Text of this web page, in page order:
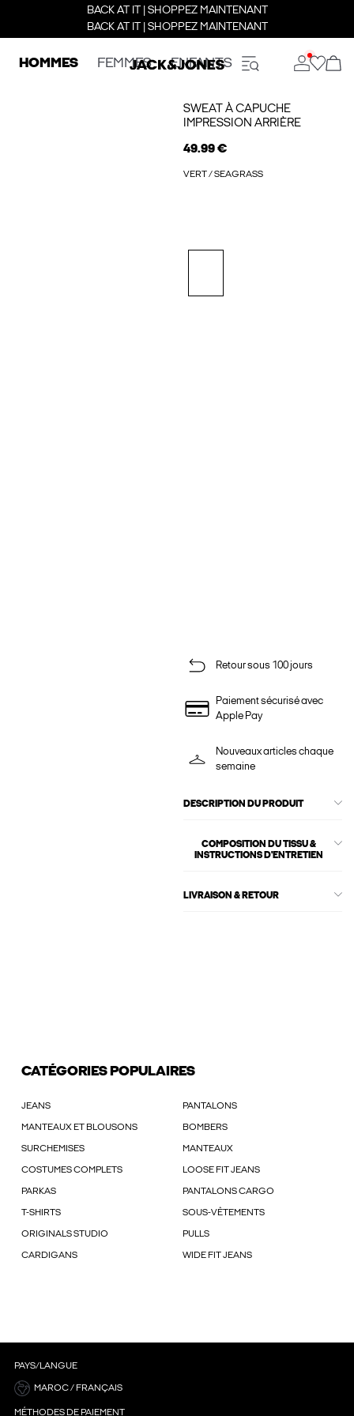
BACK AT IT | SHOPPEZ MAINTENANT
BACK AT IT | SHOPPEZ MAINTENANT
HOMMES FEMMES ENFANTS
SWEAT À CAPUCHE
IMPRESSION ARRIÈRE
49.99 €
VERT / SEAGRASS
Retour sous 100 jours
Paiement sécurisé avec
Apple Pay
Nouveaux articles chaque
semaine
DESCRIPTION DU PRODUIT
COMPOSITION DU TISSU &
INSTRUCTIONS D'ENTRETIEN
LIVRAISON & RETOUR
CATÉGORIES POPULAIRES
JEANS PANTALONS
MANTEAUX ET BLOUSONS BOMBERS
SURCHEMISES MANTEAUX
COSTUMES COMPLETS LOOSE FIT JEANS
PARKAS PANTALONS CARGO
T-SHIRTS SOUS-VÊTEMENTS
ORIGINALS STUDIO PULLS
CARDIGANS WIDE FIT JEANS
PAYS/LANGUE
MAROC / FRANÇAIS
MÉTHODES DE PAIEMENT